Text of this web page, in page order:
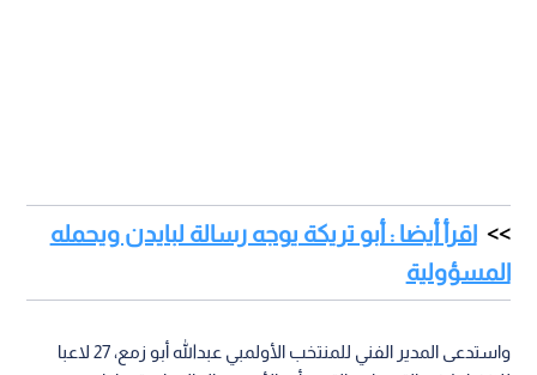
اقرأ أيضا : أبو تريكة يوجه رسالة لبايدن ويحمله
المسؤولية
واستدعى المدير الفني للمنتخب الأولمبي عبدالله أبو زمع، 27 لاعبا